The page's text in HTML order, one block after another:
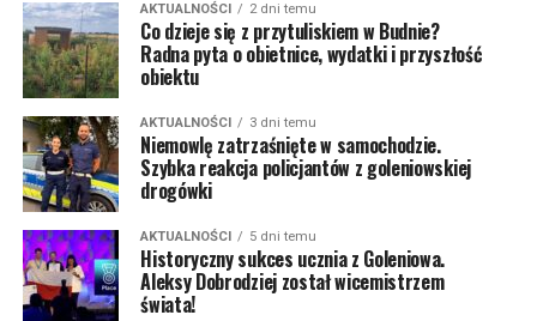
AKTUALNOŚCI 2 dni temu
Co dzieje się z przytuliskiem w Budnie?
Radna pyta o obietnice, wydatki i przyszłość
obiektu
AKTUALNOŚCI 3 dni temu
Niemowlę zatrzaśnięte w samochodzie.
Szybka reakcja policjantów z goleniowskiej
drogówki
AKTUALNOŚCI 5 dni temu
Historyczny sukces ucznia z Goleniowa.
Aleksy Dobrodziej został wicemistrzem
świata!